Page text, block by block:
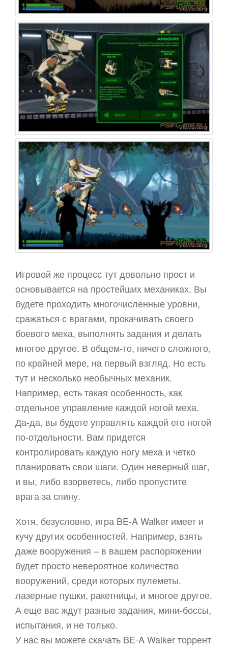
Игровой же процесс тут довольно прост и
основывается на простейших механиках. Вы
будете проходить многочисленные уровни,
сражаться с врагами, прокачивать своего
боевого меха, выполнять задания и делать
многое другое. В общем-то, ничего сложного,
по крайней мере, на первый взгляд. Но есть
тут и несколько необычных механик.
Например, есть такая особенность, как
отдельное управление каждой ногой меха.
Да-да, вы будете управлять каждой его ногой
по-отдельности. Вам придется
контролировать каждую ногу меха и четко
планировать свои шаги. Один неверный шаг,
и вы, либо взорветесь, либо пропустите
врага за спину.
Хотя, безусловно, игра BE-A Walker имеет и
кучу других особенностей. Например, взять
даже вооружения – в вашем распоряжении
будет просто невероятное количество
вооружений, среди которых пулеметы.
лазерные пушки, ракетницы, и многое другое.
А еще вас ждут разные задания, мини-боссы,
испытания, и не только.
У нас вы можете скачать BE-A Walker торрент